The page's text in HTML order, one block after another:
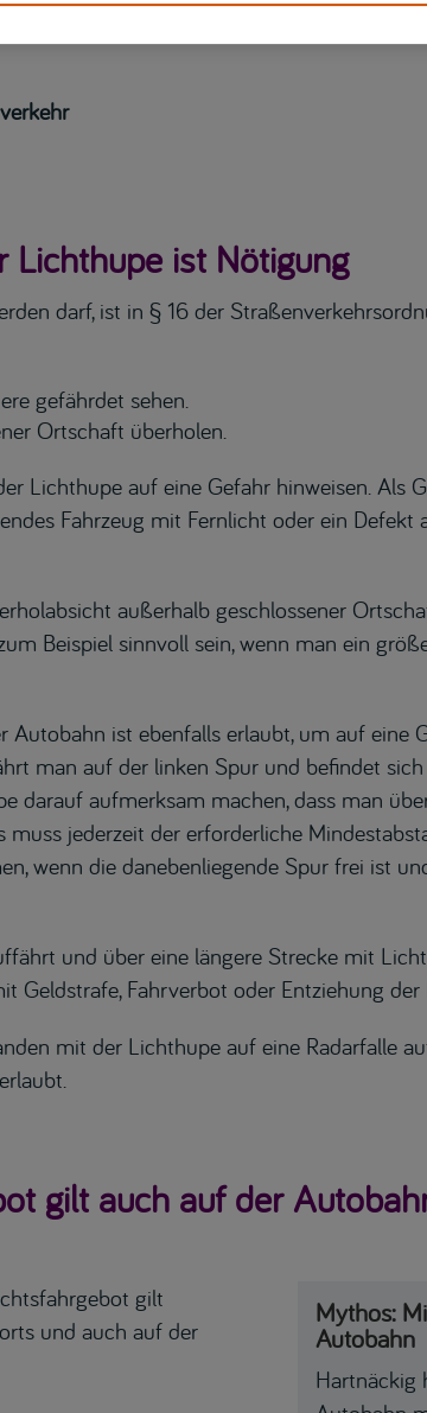
Lichthupe ist Nötigung
darf, ist in § 16 der
gefährdet sehen.
Ortschaft überholen.
Lichthupe auf eine Gefahr hinweisen. Als
Fahrzeug mit Fernlicht oder ein Defekt
außerhalb geschlossener
Beispiel sinnvoll sein, wenn man ein
ist ebenfalls erlaubt, um auf eine
man auf der linken Spur und befindet
darauf aufmerksam machen, dass man
muss jederzeit der erforderliche
wenn die danebenliegende Spur frei ist
und über eine längere Strecke mit
Geldstrafe, Fahrverbot oder Entziehung
mit der Lichthupe auf eine Radarfalle
gilt auch auf der
gilt
und auch auf der
Mythos:
Autobahn
Hartnäckig